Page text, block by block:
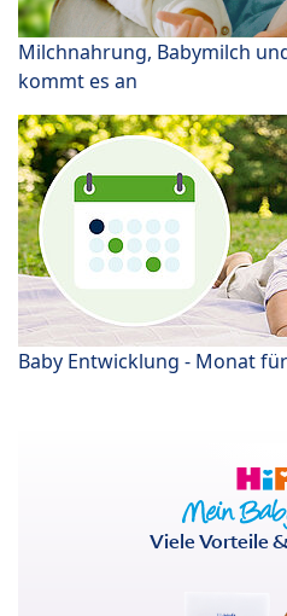
Milchnahrung, Babymilch
kommt es an
Baby Entwicklung - Monat
Viele Vorteile